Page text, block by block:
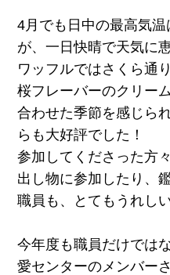
4月でも日中の最高気
が、一日快晴で天気に
ワッフルではさくら通
桜フレーバーのクリー
合わせた季節を感じら
らも大好評でした！
参加してくださった方
出し物に参加したり、
職員も、とてもうれし
今年度も職員だけでは
愛センターのメンバー